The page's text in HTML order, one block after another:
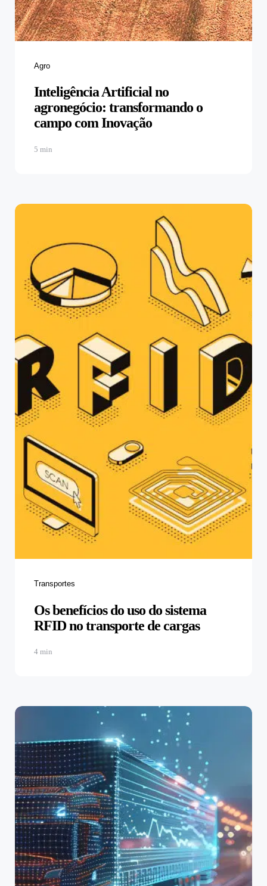
Agro
Inteligência Artificial no
agronegócio: transformando o
campo com Inovação
5 min
Transportes
Os benefícios do uso do sistema
RFID no transporte de cargas
4 min